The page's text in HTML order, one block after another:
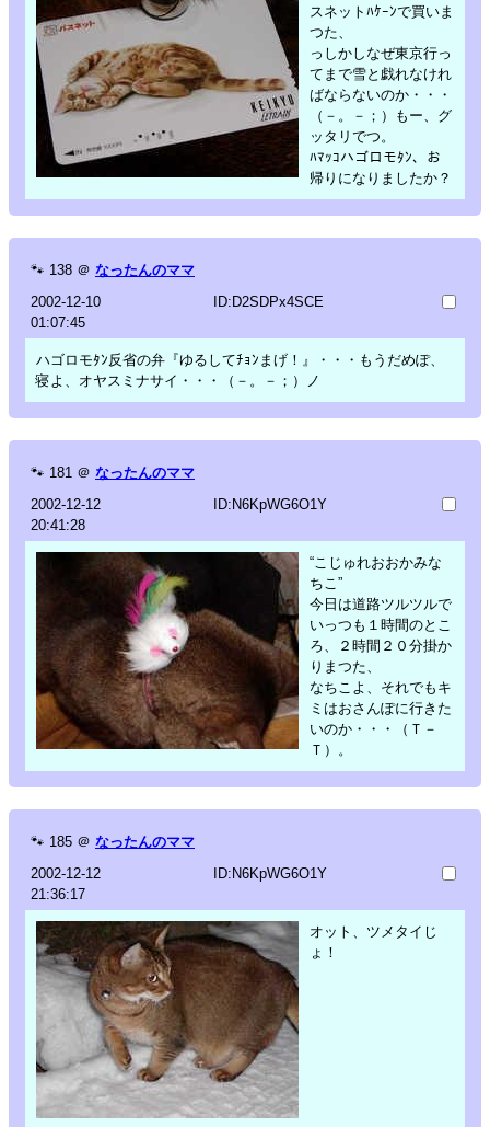
スネットﾊｹｰﾝで買いま
つた、
っしかしなぜ東京行っ
てまで雪と戯れなけれ
ばならないのか・・・
（－。－；）もー、グ
ッタリでつ。
ﾊﾏｯｺハゴロモﾀﾝ、お
帰りになりましたか？
🐾 138 ＠ なったんのママ
2002-12-10
01:07:45
ID:D2SDPx4SCE
ハゴロモﾀﾝ反省の弁『ゆるしてﾁｮﾝまげ！』・・・もうだめぽ、
寝よ、オヤスミナサイ・・・（－。－；）ノ
🐾 181 ＠ なったんのママ
2002-12-12
20:41:28
ID:N6KpWG6O1Y
“こじゅれおおかみな
ちこ”
今日は道路ツルツルで
いっつも１時間のとこ
ろ、２時間２０分掛か
りまつた、
なちこよ、それでもキ
ミはおさんぽに行きた
いのか・・・（Ｔ－
Ｔ）。
🐾 185 ＠ なったんのママ
2002-12-12
21:36:17
ID:N6KpWG6O1Y
オット、ツメタイじ
ょ！